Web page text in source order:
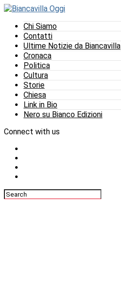
Chi Siamo
Contatti
Ultime Notizie da Biancavilla
Cronaca
Politica
Cultura
Storie
Chiesa
Link in Bio
Nero su Bianco Edizioni
Connect with us